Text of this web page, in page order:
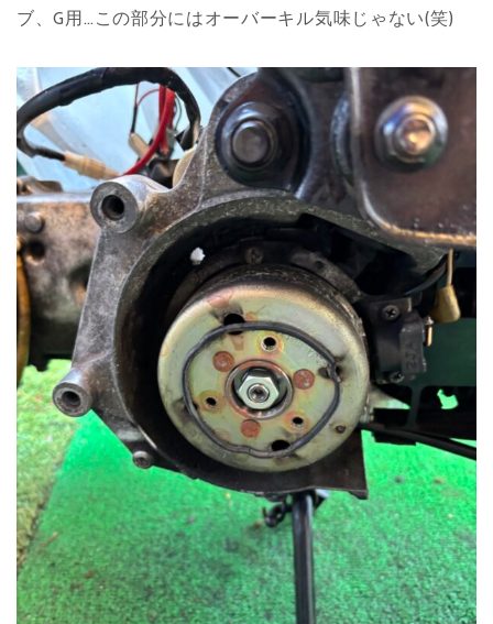
ブ、G用…この部分にはオーバーキル気味じゃない(笑)